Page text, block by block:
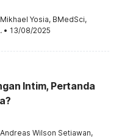
Yosia, BMedSci,
• 13/08/2025
Intim, Pertanda
Wilson Setiawan,